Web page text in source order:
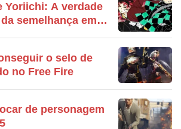
Yoriichi: A verdade
semelhança em
o selo de
no Free Fire
de personagem